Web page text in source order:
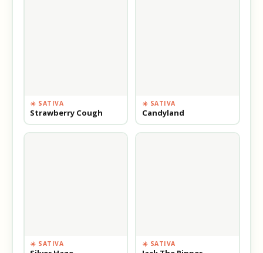
☀️ SATIVA
Strawberry Cough
☀️ SATIVA
Candyland
☀️ SATIVA ☀️ SATIVA